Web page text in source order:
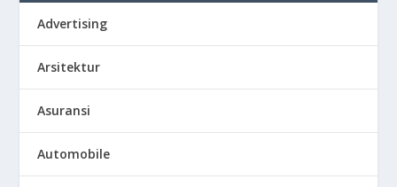
Advertising
Arsitektur
Asuransi
Automobile